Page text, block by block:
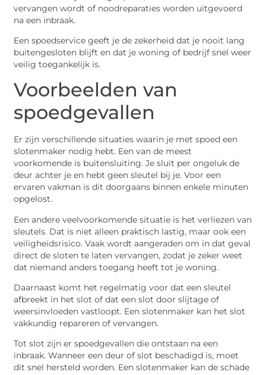
vervangen wordt of noodreparaties worden uitgevoerd
na een inbraak.
Een spoedservice geeft je de zekerheid dat je nooit lang
buitengesloten blijft en dat je woning of bedrijf snel weer
veilig toegankelijk is.
Voorbeelden van
spoedgevallen
Er zijn verschillende situaties waarin je met spoed een
slotenmaker nodig hebt. Een van de meest
voorkomende is buitensluiting. Je sluit per ongeluk de
deur achter je en hebt geen sleutel bij je. Voor een
ervaren vakman is dit doorgaans binnen enkele minuten
opgelost.
Een andere veelvoorkomende situatie is het verliezen van
sleutels. Dat is niet alleen praktisch lastig, maar ook een
veiligheidsrisico. Vaak wordt aangeraden om in dat geval
direct de sloten te laten vervangen, zodat je zeker weet
dat niemand anders toegang heeft tot je woning.
Daarnaast komt het regelmatig voor dat een sleutel
afbreekt in het slot of dat een slot door slijtage of
weersinvloeden vastloopt. Een slotenmaker kan het slot
vakkundig repareren of vervangen.
Tot slot zijn er spoedgevallen die ontstaan na een
inbraak. Wanneer een deur of slot beschadigd is, moet
dit snel hersteld worden. Een slotenmaker kan de schade